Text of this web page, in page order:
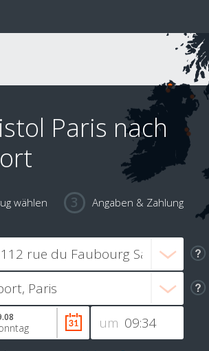
Paris nach
wählen Angaben & Zahlung
um